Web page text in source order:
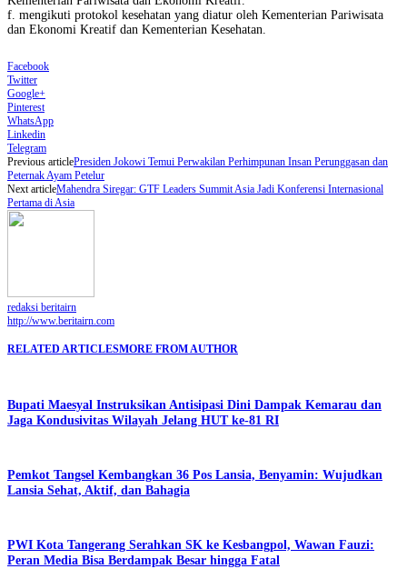
f. mengikuti protokol kesehatan yang diatur oleh Kementerian Pariwisata
dan Ekonomi Kreatif dan Kementerian Kesehatan.
Facebook
Twitter
Google+
Pinterest
WhatsApp
Linkedin
Telegram
Previous articlePresiden Jokowi Temui Perwakilan Perhimpunan Insan Perunggasan dan
Peternak Ayam Petelur
Next articleMahendra Siregar: GTF Leaders Summit Asia Jadi Konferensi Internasional
Pertama di Asia
redaksi beritairn
http://www.beritairn.com
RELATED ARTICLESMORE FROM AUTHOR
Bupati Maesyal Instruksikan Antisipasi Dini Dampak Kemarau dan
Jaga Kondusivitas Wilayah Jelang HUT ke-81 RI
Pemkot Tangsel Kembangkan 36 Pos Lansia, Benyamin: Wujudkan
Lansia Sehat, Aktif, dan Bahagia
PWI Kota Tangerang Serahkan SK ke Kesbangpol, Wawan Fauzi:
Peran Media Bisa Berdampak Besar hingga Fatal